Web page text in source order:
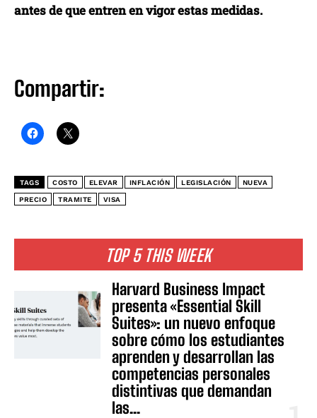
TOP 5 THIS WEEK
Harvard Business Impact
presenta «Essential Skill
Suites»: un nuevo enfoque
sobre cómo los estudiantes
aprenden y desarrollan las
competencias personales
distintivas que demandan
las...
antes de que entren en vigor estas medidas.
Compartir:
TAGS COSTO ELEVAR INFLACIÓN LEGISLACIÓN NUEVA
PRECIO TRAMITE VISA